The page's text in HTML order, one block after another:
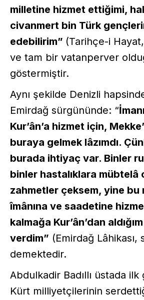
milletine hizmet ettiğimi,
civanmert bin Türk
edebilirim” (Tarihçe-i
ve tam bir vatanperver
göstermiştir.
Aynı şekilde Denizli
Emirdağ sürgününde: “
Kur’ân’a hizmet için,
buraya gelmek lâzımdı.
burada ihtiyaç var. Binler
binler hastalıklara mübtelâ
zahmetler çeksem, yine bu
îmânına ve saadetine
kalmağa Kur’ân’dan
verdim” (Emirdağ Lâhikası,
demektedir.
Abdulkadir Badıllı üstada ilk
Kürt milliyetçilerinin